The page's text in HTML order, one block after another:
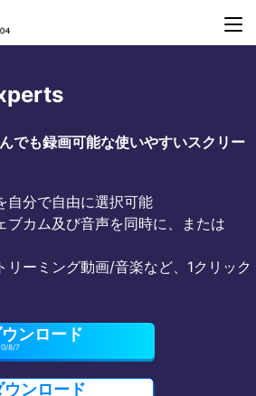
でも録画可能な使いやすいスクリー
自分で自由に選択可能
ブカム及び音声を同時に、または
リーミング動画/音楽など、1クリック
ンロード
8/7
ウンロード